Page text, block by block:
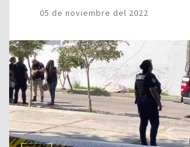
05 de noviembre del 2022